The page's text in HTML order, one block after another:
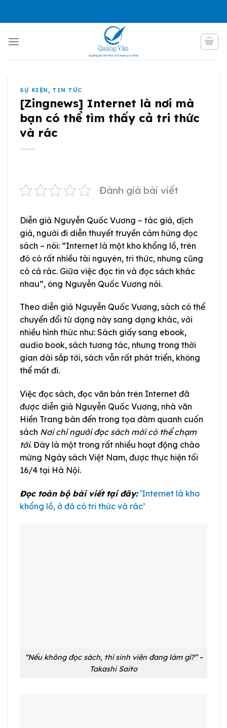
SỰ KIỆN , TIN TỨC
[Zingnews] Internet là nơi mà
bạn có thể tìm thấy cả tri thức
và rác
Đánh giá bài viết
Diễn giả Nguyễn Quốc Vương – tác giả, dịch
giả, người đi diễn thuyết truyền cảm hứng đọc
sách – nói: “Internet là một kho khổng lồ, trên
đó có rất nhiều tài nguyên, tri thức, nhưng cũng
có cả rác. Giữa việc đọc tin và đọc sách khác
nhau”, ông Nguyễn Quốc Vương nói.
Theo diễn giả Nguyễn Quốc Vương, sách có thể
chuyển đổi từ dạng này sang dạng khác, với
nhiều hình thức như: Sách giấy sang ebook,
audio book, sách tương tác, nhưng trong thời
gian dài sắp tới, sách vẫn rất phát triển, không
thể mất đi.
Việc đọc sách, đọc văn bản trên Internet đã
được diễn giả Nguyễn Quốc Vương, nhà văn
Hiền Trang bàn đến trong tọa đàm quanh cuốn
sách Nơi chỉ người đọc sách mới có thể chạm
tới. Đây là một trong rất nhiều hoạt động chào
mừng Ngày sách Việt Nam, được thực hiện tối
16/4 tại Hà Nội.
Đọc toàn bộ bài viết tại đây: ‘Internet là kho
khổng lồ, ở đó có tri thức và rác’
“Nếu không đọc sách, thì sinh viên đang làm gì?” –
Takashi Saito